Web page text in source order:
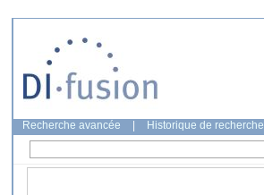
Recherche avancée Historique de recherche